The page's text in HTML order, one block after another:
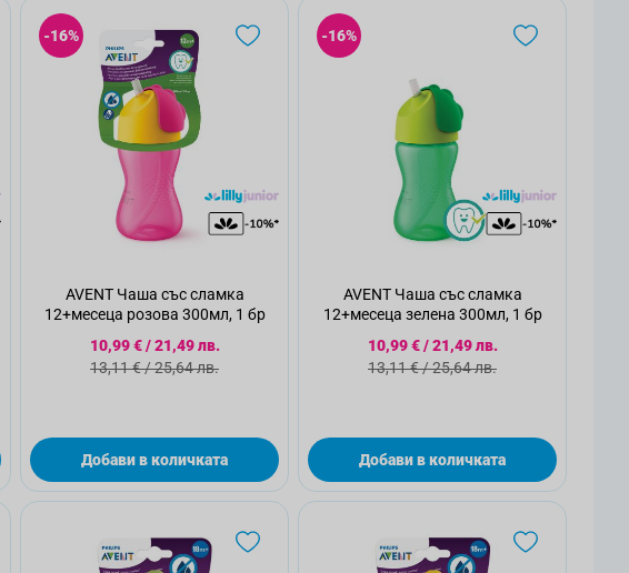
-16%
AVENT Чаша със сламка
12+месеца розова 300мл, 1 бр
Специална цена
10,99 €/21,49 лв.
Стандартна цена
13,11 €/25,64 лв.
Добави в количката
-16%
AVENT Чаша със сламка
12+месеца зелена 300мл, 1 бр
Специална цена
10,99 €/21,49 лв.
Стандартна цена
13,11 €/25,64 лв.
Добави в количката